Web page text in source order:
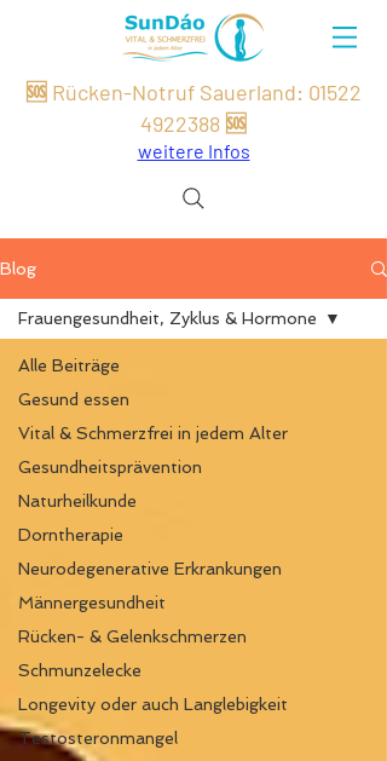
🆘 Rücken-Notruf Sauerland: 01522
4922388 🆘
weitere Infos
Blog
Alle Beiträge
Gesund essen
Vital & Schmerzfrei in jedem Alter
Gesundheitsprävention
Naturheilkunde
Dorntherapie
Neurodegenerative Erkrankungen
Männergesundheit
Rücken- & Gelenkschmerzen
Schmunzelecke
Longevity oder auch Langlebigkeit
Testosteronmangel
Frauengesundheit, Zyklus & Hormone